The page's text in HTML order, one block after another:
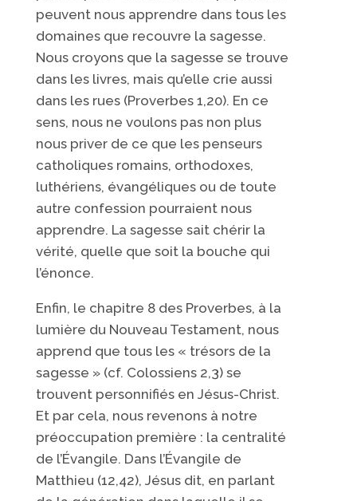
peuvent nous apprendre dans tous les
domaines que recouvre la sagesse.
Nous croyons que la sagesse se trouve
dans les livres, mais qu’elle crie aussi
dans les rues (Proverbes 1,20). En ce
sens, nous ne voulons pas non plus
nous priver de ce que les penseurs
catholiques romains, orthodoxes,
luthériens, évangéliques ou de toute
autre confession pourraient nous
apprendre. La sagesse sait chérir la
vérité, quelle que soit la bouche qui
l’énonce.
Enfin, le chapitre 8 des Proverbes, à la
lumière du Nouveau Testament, nous
apprend que tous les « trésors de la
sagesse » (cf. Colossiens 2,3) se
trouvent personnifiés en Jésus-Christ.
Et par cela, nous revenons à notre
préoccupation première : la centralité
de l’Évangile. Dans l’Évangile de
Matthieu (12,42), Jésus dit, en parlant